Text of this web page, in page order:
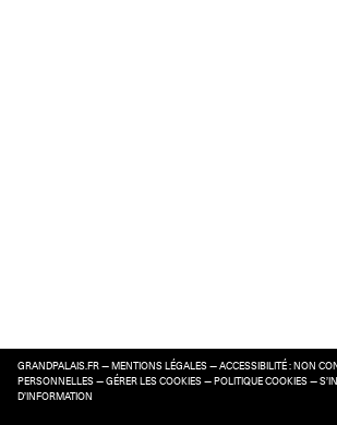
GRANDPALAIS.FR — MENTIONS LÉGALES — ACCESSIBILITÉ : NON
PERSONNELLES — GÉRER LES COOKIES — POLITIQUE COOKIES —
D’INFORMATION